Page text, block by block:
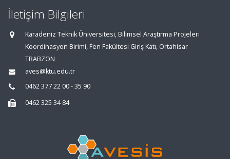
İletişim Bilgileri
Karadeniz Teknik Üniversitesi, Bilimsel Araştırma Projeleri
Koordinasyon Birimi, Fen Fakültesi Giriş Katı, Ortahisar
TRABZON
aves@ktu.edu.tr
0462 377 22 00 - 35 90
0462 325 34 84